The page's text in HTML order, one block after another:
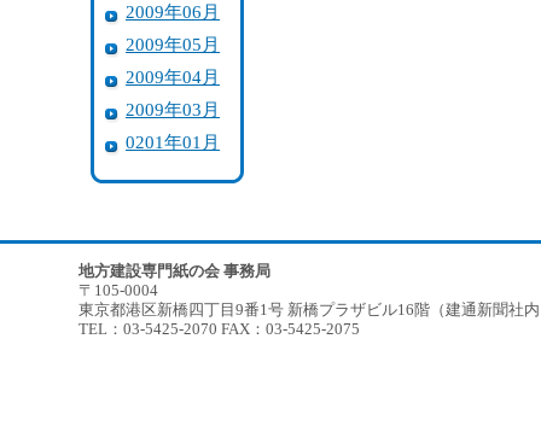
2009年06月
2009年05月
2009年04月
2009年03月
0201年01月
地方建設専門紙の会 事務局
〒105-0004
東京都港区新橋四丁目9番1号 新橋プラザビル16階（建通新聞社
TEL：03-5425-2070 FAX：03-5425-2075